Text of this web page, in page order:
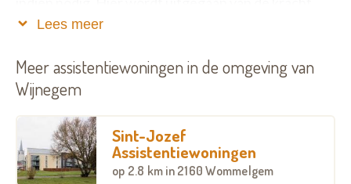
van samenwonen. En van het blijven deelnemen aan
garantie op levenslang, kwaliteitsvol wonen.
Dit nieuwbouwproject bestaat uit een
hoofdgebouw aan de straatzijde en daarachter vijf
kleine huisjes met een gemeenschappelijke tuin.
Het hoofdgebouw nestelt zich mooi in het
Lees meer
Meer assistentiewoningen in de omgeving van
Wijnegem
Sint-Jozef
Assistentiewoningen
op 2.8 km in 2160 Wommelgem